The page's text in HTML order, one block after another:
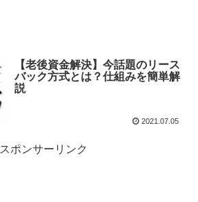
【老後資金解決】今話題のリース
バック方式とは？仕組みを簡単解
説
2021.07.05
スポンサーリンク